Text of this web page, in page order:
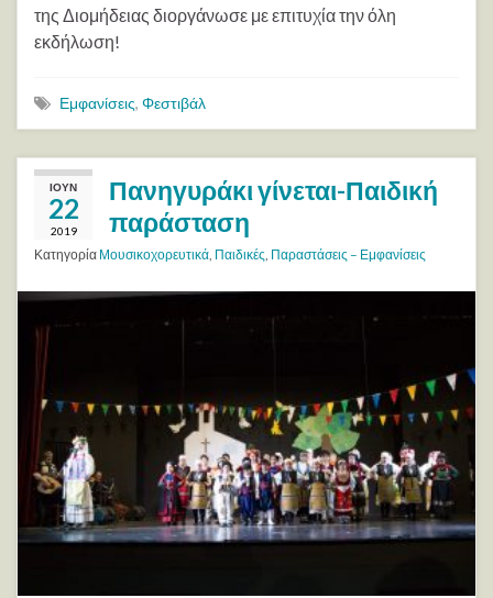
της Διομήδειας διοργάνωσε με επιτυχία την όλη
εκδήλωση!
Εμφανίσεις, Φεστιβάλ
ΙΟΎΝ
22
2019
Πανηγυράκι γίνεται-Παιδική
παράσταση
Κατηγορία Μουσικοχορευτικά Παιδικές Παραστάσεις – Εμφανίσεις